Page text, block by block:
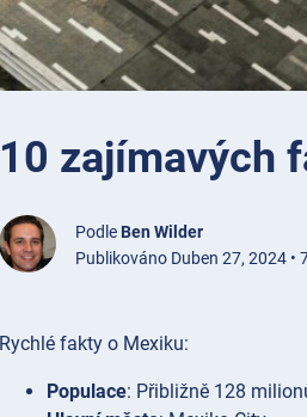
10 zajímavých
Podle Ben Wilder
Publikováno Duben 27, 2024 •
Rychlé fakty o Mexiku:
Populace: Přibližně 128